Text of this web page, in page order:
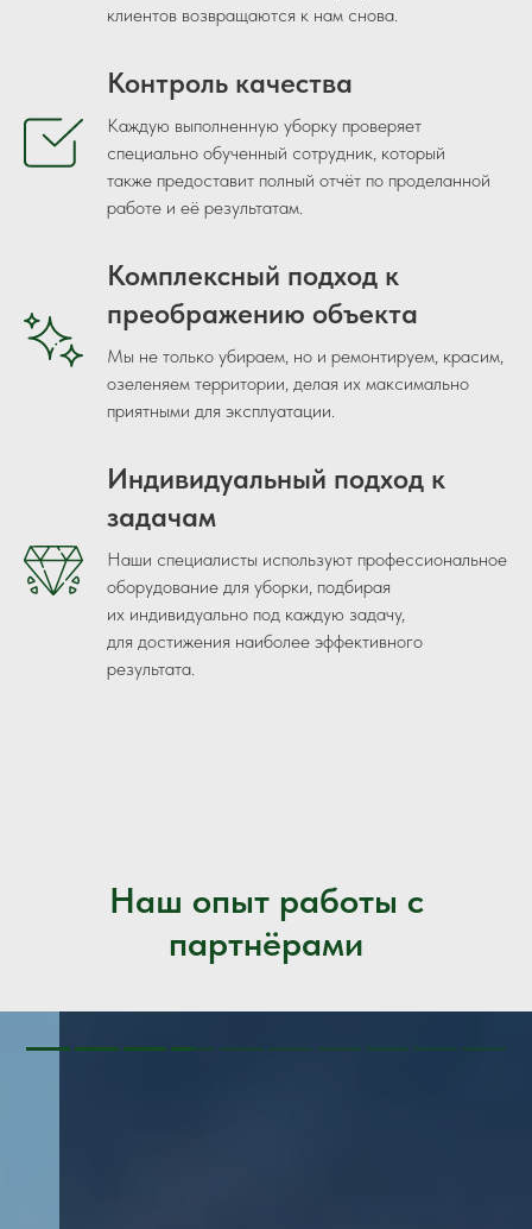
клиентов возвращаются к нам снова.
Контроль качества
Каждую выполненную уборку проверяет
специально обученный сотрудник, который
также предоставит полный отчёт по проделанной
работе и её результатам.
Комплексный подход к
преображению объекта
Мы не только убираем, но и ремонтируем, красим,
озеленяем территории, делая их максимально
приятными для эксплуатации.
Индивидуальный подход к
задачам
Наши специалисты используют профессиональное
оборудование для уборки, подбирая
их индивидуально под каждую задачу,
для достижения наиболее эффективного
результата.
Наш опыт работы с
партнёрами